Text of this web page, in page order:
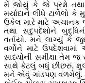
મેં જોયું કે જે પ્રશ્નો
મર્યાદાને લીધે ટાળેલો કે
ઉકેલ મારે માટે અચાનક
તથા સદુપદેશોને
વર્તાયો. મને લાગ્યું કે
વર્ગોને માટે
સાધ્યોની સમીક્ષા તેમ જ
સાથે કેટલું બધું છીછરું,
મને એવું ગાંડપણ વળગેલું.